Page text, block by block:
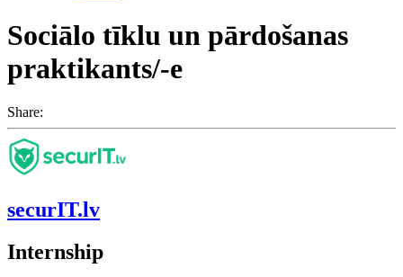
Sociālo tīklu un pārdošanas
praktikants/-e
Share:
securIT.lv
Internship